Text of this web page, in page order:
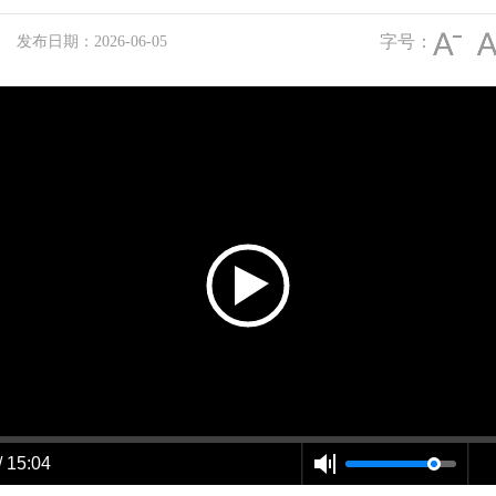
发布日期：2026-06-05 字号：
15:04